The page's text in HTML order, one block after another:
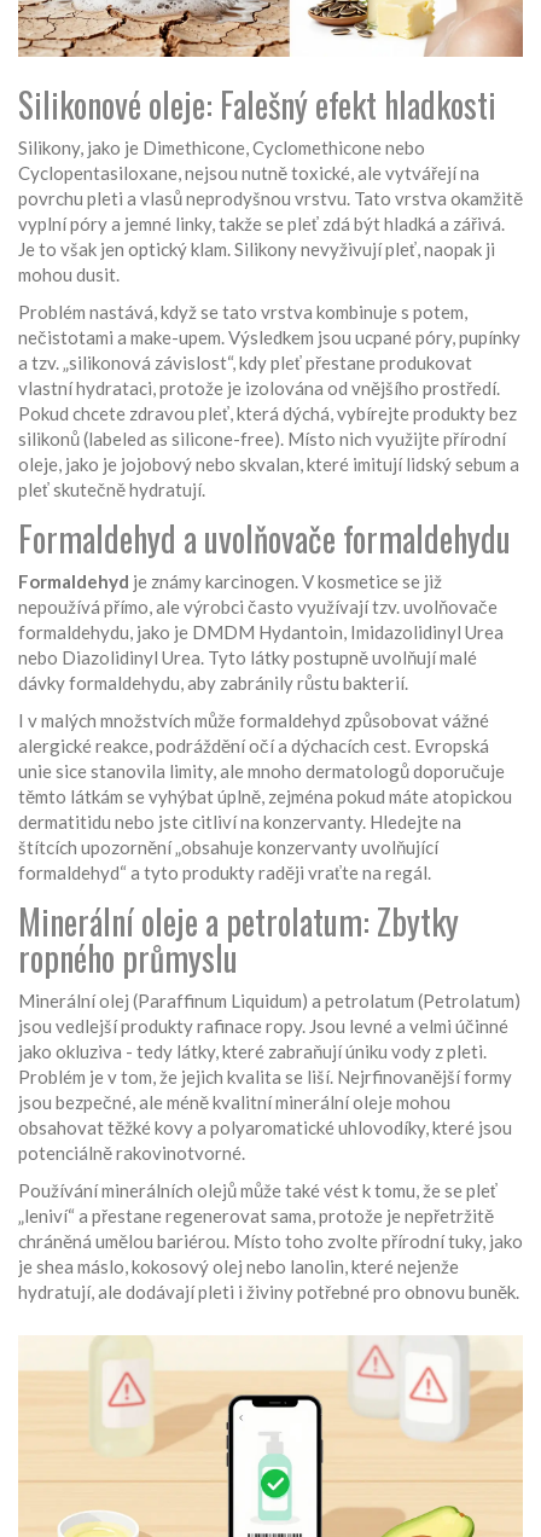
Silikonové oleje: Falešný efekt hladkosti
Silikony, jako je Dimethicone, Cyclomethicone nebo
Cyclopentasiloxane, nejsou nutně toxické, ale vytvářejí na
povrchu pleti a vlasů neprodyšnou vrstvu. Tato vrstva okamžitě
vyplní póry a jemné linky, takže se pleť zdá být hladká a zářivá.
Je to však jen optický klam. Silikony nevyživují pleť, naopak ji
mohou dusit.
Problém nastává, když se tato vrstva kombinuje s potem,
nečistotami a make-upem. Výsledkem jsou ucpané póry, pupínky
a tzv. „silikonová závislost“, kdy pleť přestane produkovat
vlastní hydrataci, protože je izolována od vnějšího prostředí.
Pokud chcete zdravou pleť, která dýchá, vybírejte produkty bez
silikonů (labeled as silicone-free). Místo nich využijte přírodní
oleje, jako je jojobový nebo skvalan, které imitují lidský sebum a
pleť skutečně hydratují.
Formaldehyd a uvolňovače formaldehydu
Formaldehyd je známy karcinogen. V kosmetice se již
nepoužívá přímo, ale výrobci často využívají tzv. uvolňovače
formaldehydu, jako je DMDM Hydantoin, Imidazolidinyl Urea
nebo Diazolidinyl Urea. Tyto látky postupně uvolňují malé
dávky formaldehydu, aby zabránily růstu bakterií.
I v malých množstvích může formaldehyd způsobovat vážné
alergické reakce, podráždění očí a dýchacích cest. Evropská
unie sice stanovila limity, ale mnoho dermatologů doporučuje
těmto látkám se vyhýbat úplně, zejména pokud máte atopickou
dermatitidu nebo jste citliví na konzervanty. Hledejte na
štítcích upozornění „obsahuje konzervanty uvolňující
formaldehyd“ a tyto produkty raději vraťte na regál.
Minerální oleje a petrolatum: Zbytky
ropného průmyslu
Minerální olej (Paraffinum Liquidum) a petrolatum (Petrolatum)
jsou vedlejší produkty rafinace ropy. Jsou levné a velmi účinné
jako okluziva - tedy látky, které zabraňují úniku vody z pleti.
Problém je v tom, že jejich kvalita se liší. Nejrfinovanější formy
jsou bezpečné, ale méně kvalitní minerální oleje mohou
obsahovat těžké kovy a polyaromatické uhlovodíky, které jsou
potenciálně rakovinotvorné.
Používání minerálních olejů může také vést k tomu, že se pleť
„leniví“ a přestane regenerovat sama, protože je nepřetržitě
chráněná umělou bariérou. Místo toho zvolte přírodní tuky, jako
je shea máslo, kokosový olej nebo lanolin, které nejenže
hydratují, ale dodávají pleti i živiny potřebné pro obnovu buněk.